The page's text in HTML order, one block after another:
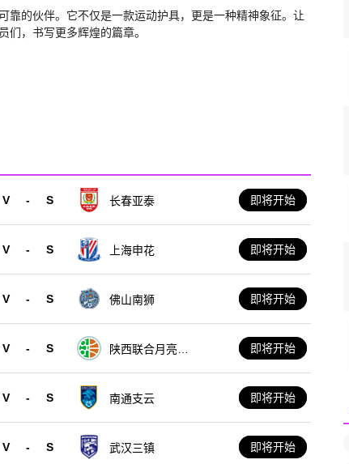
靠的伙伴。它不仅是一款运动护具，更是一种精神象征。让
们，书写更多辉煌的篇章。
V - S 长春亚泰 即将开始
V - S 上海申花 即将开始
V - S 佛山南狮 即将开始
V - S
陕西联合月亮泊
即将开始
V - S 南通支云 即将开始
V - S 武汉三镇 即将开始